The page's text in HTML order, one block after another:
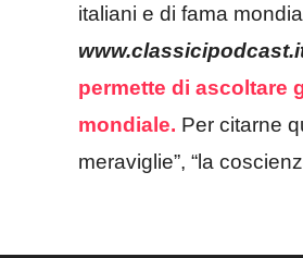
italiani e di fama
permette di ascoltare
mondiale. Per citarne
meraviglie”, “la